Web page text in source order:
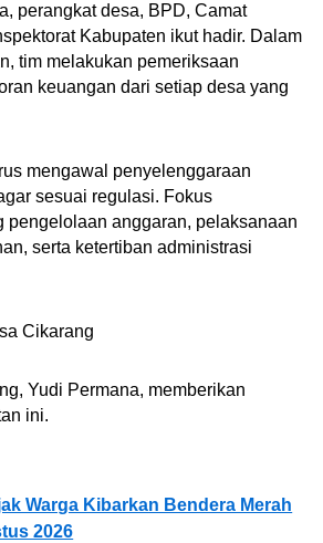
perangkat desa, BPD, Camat
Kabupaten ikut hadir. Dalam
tim melakukan pemeriksaan
keuangan dari setiap desa yang
mengawal penyelenggaraan
sesuai regulasi. Fokus
pengelolaan anggaran, pelaksanaan
serta ketertiban administrasi
Cikarang
Yudi Permana, memberikan
ini.
Warga Kibarkan Bendera Merah
2026